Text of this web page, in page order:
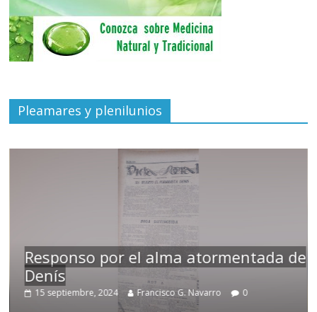
Pleamares y plenilunios
Responso por el alma atormentada de
Denís
15 septiembre, 2024 Francisco G. Navarro 0